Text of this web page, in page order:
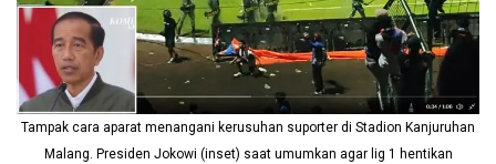
Tampak cara aparat menangani kerusuhan suporter di Stadion Kanjuruhan
Malang. Presiden Jokowi (inset) saat umumkan agar lig 1 hentikan